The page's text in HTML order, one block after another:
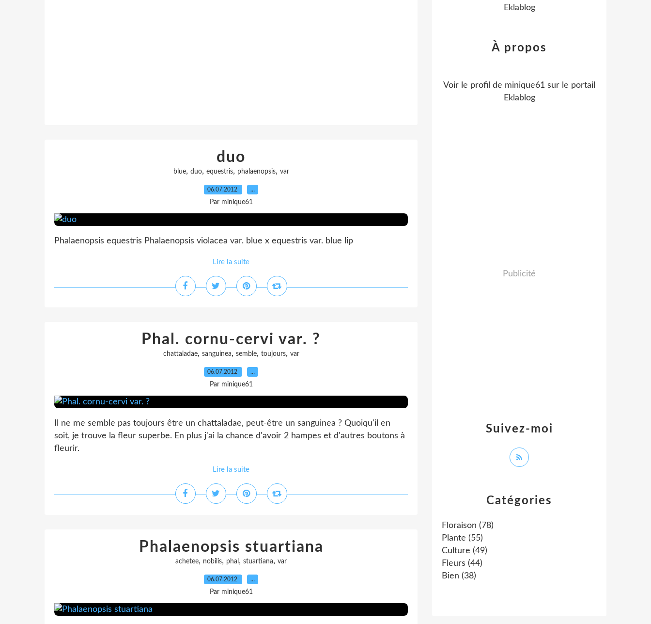
duo
blue, duo, equestris, phalaenopsis, var
06.07.2012 …
Par minique61
Phalaenopsis equestris Phalaenopsis violacea var. blue x equestris var. blue lip
Lire la suite
Phal. cornu-cervi var. ?
chattaladae, sanguinea, semble, toujours, var
06.07.2012 …
Par minique61
Il ne me semble pas toujours être un chattaladae, peut-être un sanguinea ? Quoiqu'il en
soit, je trouve la fleur superbe. En plus j'ai la chance d'avoir 2 hampes et d'autres boutons à
fleurir.
Lire la suite
Phalaenopsis stuartiana
achetee, nobilis, phal , stuartiana, var
06.07.2012 …
Par minique61
Catégories
Floraison (78)
Plante (55)
Culture (49)
Fleurs (44)
Bien (38)
Eklablog
Suivez-moi
À propos
Voir le profil de minique61 sur le portail
Eklablog
Publicité